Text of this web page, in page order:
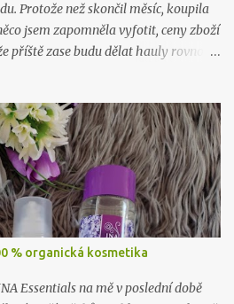
Protože než skončil měsíc, koupila
jsem zapomněla vyfotit, ceny zboží
příště zase budu dělat hauly rovnou
% organická kosmetika
Essentials na mě v poslední době